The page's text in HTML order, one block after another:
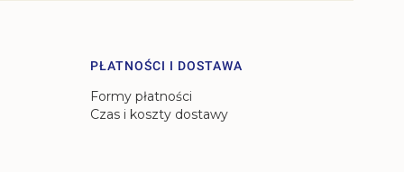
PŁATNOŚCI I DOSTAWA
Formy płatności
Czas i koszty dostawy